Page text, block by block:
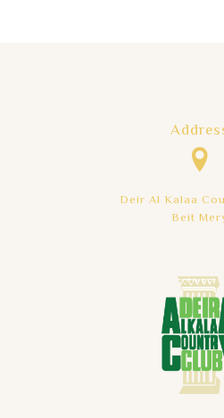
Deir Al Kalaa
Beit